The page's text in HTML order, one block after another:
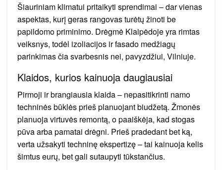
Šiauriniam klimatui pritaikyti sprendimai – dar vienas
aspektas, kurį geras rangovas turėtų žinoti be
papildomo priminimo. Drėgmė Klaipėdoje yra rimtas
veiksnys, todėl izoliacijos ir fasado medžiagų
parinkimas čia svarbesnis nei, pavyzdžiui, Vilniuje.
Klaidos, kurios kainuoja daugiausiai
Pirmoji ir brangiausia klaida – nepasitikrinti namo
techninės būklės prieš planuojant biudžetą. Žmonės
planuoja virtuvės remontą, o paaiškėja, kad stogas
pūva arba pamatai drėgni. Prieš pradedant bet ką,
verta užsakyti techninę ekspertizę – tai kainuoja kelis
šimtus eurų, bet gali sutaupyti tūkstančius.